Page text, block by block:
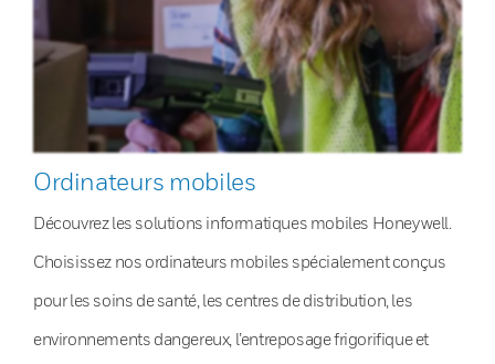
Ordinateurs mobiles
Découvrez les solutions informatiques mobiles Honeywell.
Choisissez nos ordinateurs mobiles spécialement conçus
pour les soins de santé, les centres de distribution, les
environnements dangereux, l’entreposage frigorifique et